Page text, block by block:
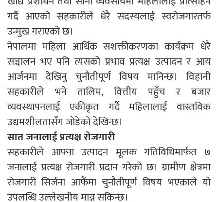
गर्दै आएको सहकारीले धेरै सदस्यलाई स्वरोजगारतर्फ
उन्मुख गराएको छ।
नेपालमा महिला आर्थिक सशक्तीकरणका कार्यक्रम धेरै
सञ्चालन भए पनि त्यसको प्रभाव प्रत्यक्ष उत्पादन र आय
आर्जनमा देखिनु चुनौतीपूर्ण विषय मानिन्छ। विहानी
सहकारीले भने तालिम, वित्तीय पहुँच र बजार
व्यवस्थापनलाई एकीकृत गर्दै महिलालाई वास्तविक
उद्यमशीलतासँग जोडेको देखिन्छ।
सात जनालाई प्रत्यक्ष रोजगारी
सहकारीले आफ्ना उत्पादन मूलक गतिविधिमार्फत ७
जनालाई प्रत्यक्ष रोजगारी प्रदान गरेको छ। ग्रामीण क्षेत्रमा
रोजगारी सिर्जना आफैंमा चुनौतीपूर्ण विषय भएकाले यो
उपलब्धि उल्लेखनीय मान्न सकिन्छ।